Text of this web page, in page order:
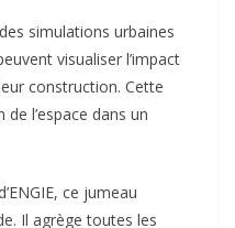
simulations urbaines
visualiser l’impact
construction. Cette
l’espace dans un
ce jumeau
Il agrège toutes les